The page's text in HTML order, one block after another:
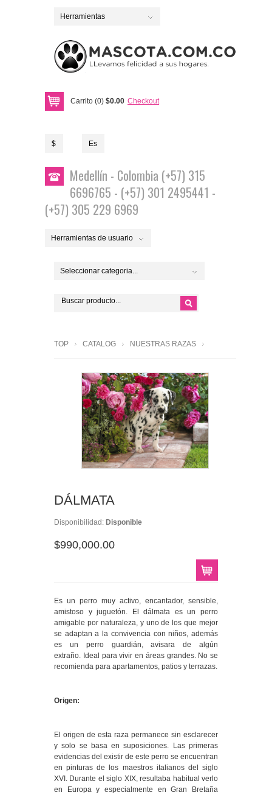
Herramientas
Carrito (0) $0.00 Checkout
$ Es
Medellín - Colombia (+57) 315
6696765 - (+57) 301 2495441 -
(+57) 305 229 6969
Herramientas de usuario
Seleccionar categoria...
TOP CATALOG NUESTRAS RAZAS
DÁLMATA
Disponibilidad: Disponible
$990,000.00
Es un perro muy activo, encantador, sensible,
amistoso y juguetón. El dálmata es un perro
amigable por naturaleza, y uno de los que mejor
se adaptan a la convivencia con niños, además
es un perro guardián, avisara de algún
extraño. Ideal para vivir en áreas grandes. No se
recomienda para apartamentos, patios y terrazas.
Origen:
El origen de esta raza permanece sin esclarecer
y solo se basa en suposiciones. Las primeras
evidencias del existir de este perro se encuentran
en pinturas de los maestros italianos del siglo
XVI. Durante el siglo XIX, resultaba habitual verlo
en Europa y especialmente en Gran Bretaña